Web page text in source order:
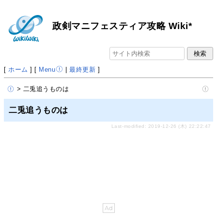
政剣マニフェスティア攻略 Wiki*
[ ホーム ] [ Menu |最終更新 ]
> 二兎追うものは
二兎追うものは
Last-modified: 2019-12-26 (木) 22:22:47